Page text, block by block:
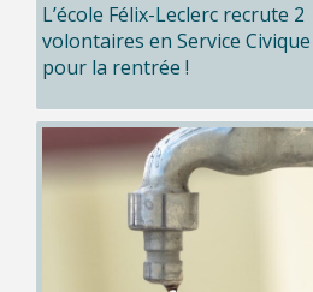
L’école Félix-Leclerc recrute 2
volontaires en Service Civique
pour la rentrée !